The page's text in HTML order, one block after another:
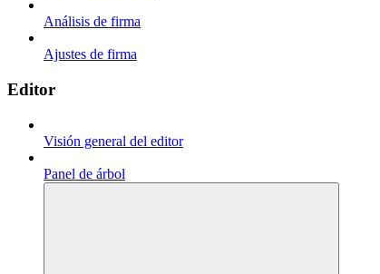
Análisis de firma
Ajustes de firma
Editor
Visión general del editor
Panel de árbol